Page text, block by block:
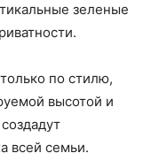
зеленые
по стилю,
высотой и
всей семьи.